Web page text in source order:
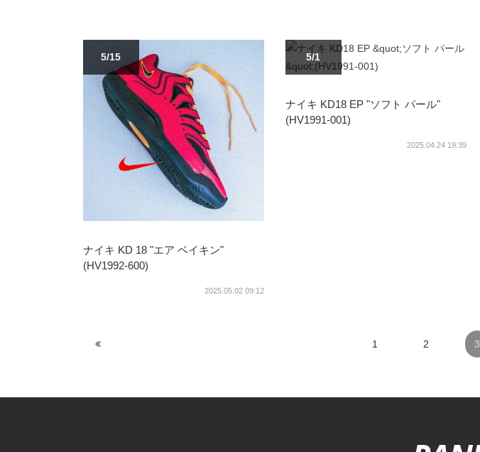
5/15
ナイキ KD 18 "エア ベイキン"
(HV1992-600)
2025.05.02 09:12
5/1
ナイキ KD18 EP "ソフト パール"
(HV1991-001)
2025.04.24 19:39
1 2 3